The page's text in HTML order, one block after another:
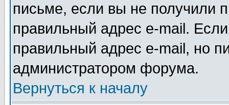
письме, если вы не получили
правильный адрес e-mail.
правильный адрес e-mail, но
администратором форума.
Вернуться к началу